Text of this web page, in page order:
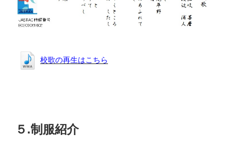
校歌の再生はこちら
５.制服紹介